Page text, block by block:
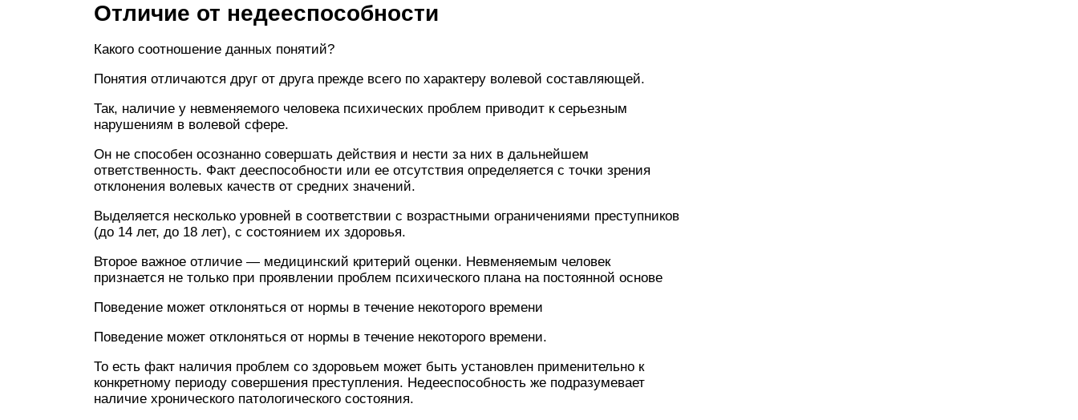
Отличие от недееспособности
Какого соотношение данных понятий?
Понятия отличаются друг от друга прежде всего по характеру волевой составляющей.
Так, наличие у невменяемого человека психических проблем приводит к серьезным
нарушениям в волевой сфере.
Он не способен осознанно совершать действия и нести за них в дальнейшем
ответственность. Факт дееспособности или ее отсутствия определяется с точки зрения
отклонения волевых качеств от средних значений.
Выделяется несколько уровней в соответствии с возрастными ограничениями преступников
(до 14 лет, до 18 лет), с состоянием их здоровья.
Второе важное отличие — медицинский критерий оценки. Невменяемым человек
признается не только при проявлении проблем психического плана на постоянной основе
Поведение может отклоняться от нормы в течение некоторого времени
Поведение может отклоняться от нормы в течение некоторого времени.
То есть факт наличия проблем со здоровьем может быть установлен применительно к
конкретному периоду совершения преступления. Недееспособность же подразумевает
наличие хронического патологического состояния.